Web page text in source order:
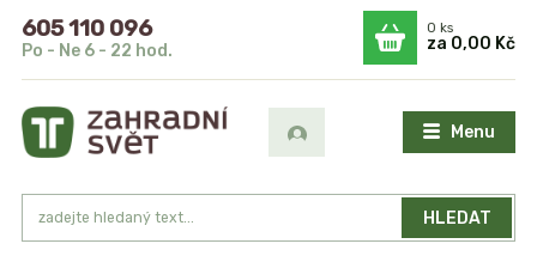
Menu
HLEDAT
605 110 096
Po - Ne 6 - 22 hod.
0ks
za 0,00 Kč